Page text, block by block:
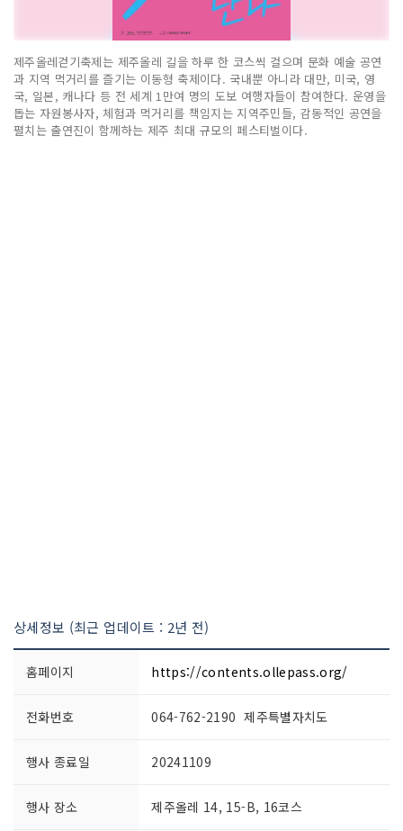
제주올레걷기축제는 제주올레 길을 하루 한 코스씩 걸으며 문화 예술 공연
과 지역 먹거리를 즐기는 이동형 축제이다. 국내뿐 아니라 대만, 미국, 영
국, 일본, 캐나다 등 전 세계 1만여 명의 도보 여행자들이 참여한다. 운영을
돕는 자원봉사자, 체험과 먹거리를 책임지는 지역주민들, 감동적인 공연을
펼치는 출연진이 함께하는 제주 최대 규모의 페스티벌이다.
상세정보 (최근 업데이트 : 2년 전)
홈페이지 https://contents.ollepass.org/
전화번호 064-762-2190 제주특별자치도
행사 종료일 20241109
행사 장소 제주올레 14, 15-B, 16코스